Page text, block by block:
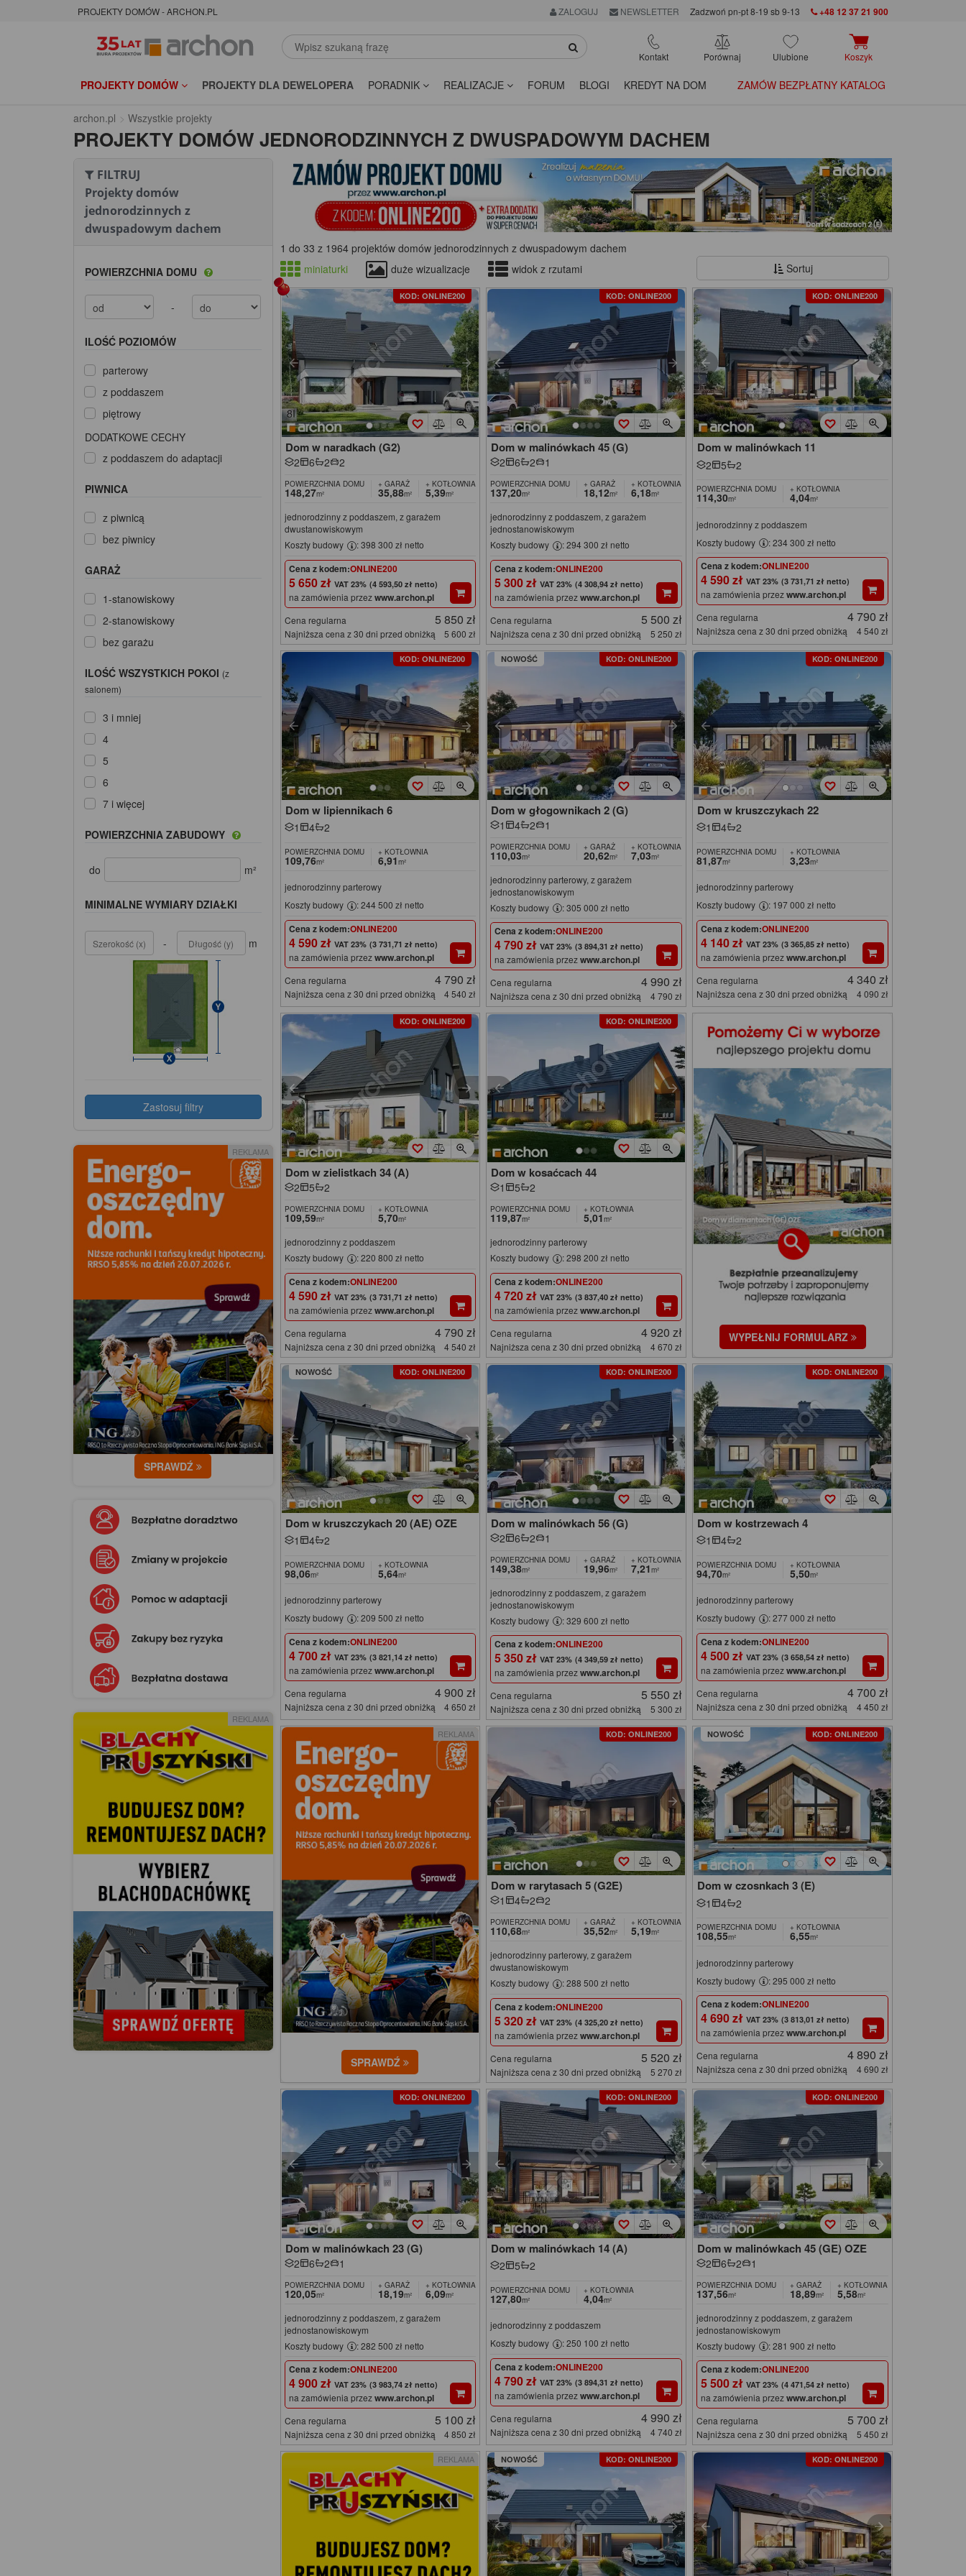
PROJEKTY DOMÓW - ARCHON.PL ZALOGUJ NEWSLETTER Zadzwoń pn-pt 8-19 sb 9-13 +48 12 37 21 900
Kontakt Porównaj Ulubione Koszyk
PROJEKTY DOMÓW PROJEKTY DLA DEWELOPERA PORADNIK REALIZACJE FORUM BLOGI KREDYT NA DOM ZAMÓW BEZPŁATNY KATALOG
archon.pl Wszystkie projekty
PROJEKTY DOMÓW JEDNORODZINNYCH Z DWUSPADOWYM DACHEM
1 do 33 z 1964 projektów domów jednorodzinnych z dwuspadowym dachem
miniaturki
duże wizualizacje widok z rzutami Sortuj
KOD: ONLINE200
Dom w naradkach (G2)
2 6 2 2
POWIERZCHNIA DOMU
148,27m²
+ GARAŻ
35,88m²
+ KOTŁOWNIA
5,39m²
jednorodzinny z poddaszem, z garażem
dwustanowiskowym
Koszty budowy
: 398 300 zł netto
Cena z kodem:ONLINE200
5 650 zł (4 593,50 zł netto)
na zamówienia przezwww.archon.pl
Cena regularna 5 850 zł
Najniższa cena z 30 dni przed obniżką 5 600 zł
KOD: ONLINE200
Dom w malinówkach 45 (G)
2 6 2 1
POWIERZCHNIA DOMU
137,20m²
+ GARAŻ
18,12m²
+ KOTŁOWNIA
6,18m²
jednorodzinny z poddaszem, z garażem
jednostanowiskowym
Koszty budowy
: 294 300 zł netto
Cena z kodem:ONLINE200
5 300 zł (4 308,94 zł netto)
na zamówienia przezwww.archon.pl
Cena regularna 5 500 zł
Najniższa cena z 30 dni przed obniżką 5 250 zł
KOD: ONLINE200
Dom w malinówkach 11
2 5 2
POWIERZCHNIA DOMU
114,30m²
+ KOTŁOWNIA
4,04m²
jednorodzinny z poddaszem
Koszty budowy
: 234 300 zł netto
Cena z kodem:ONLINE200
4 590 zł (3 731,71 zł netto)
na zamówienia przezwww.archon.pl
Cena regularna 4 790 zł
Najniższa cena z 30 dni przed obniżką 4 540 zł
KOD: ONLINE200
Dom w lipiennikach 6
1 4 2
POWIERZCHNIA DOMU
109,76m²
+ KOTŁOWNIA
6,91m²
jednorodzinny parterowy
Koszty budowy
: 244 500 zł netto
Cena z kodem:ONLINE200
4 590 zł (3 731,71 zł netto)
na zamówienia przezwww.archon.pl
Cena regularna 4 790 zł
Najniższa cena z 30 dni przed obniżką 4 540 zł
NOWOŚĆ KOD: ONLINE200
Dom w głogownikach 2 (G)
1 4 2 1
POWIERZCHNIA DOMU
110,03m²
+ GARAŻ
20,62m²
+ KOTŁOWNIA
7,03m²
jednorodzinny parterowy, z garażem
jednostanowiskowym
Koszty budowy
: 305 000 zł netto
Cena z kodem:ONLINE200
4 790 zł (3 894,31 zł netto)
na zamówienia przezwww.archon.pl
Cena regularna 4 990 zł
Najniższa cena z 30 dni przed obniżką 4 790 zł
KOD: ONLINE200
Dom w kruszczykach 22
1 4 2
POWIERZCHNIA DOMU
81,87m²
+ KOTŁOWNIA
3,23m²
jednorodzinny parterowy
Koszty budowy
: 197 000 zł netto
Cena z kodem:ONLINE200
4 140 zł (3 365,85 zł netto)
na zamówienia przezwww.archon.pl
Cena regularna 4 340 zł
Najniższa cena z 30 dni przed obniżką 4 090 zł
KOD: ONLINE200
Dom w zielistkach 34 (A)
2 5 2
POWIERZCHNIA DOMU
109,59m²
+ KOTŁOWNIA
5,70m²
jednorodzinny z poddaszem
Koszty budowy
: 220 800 zł netto
Cena z kodem:ONLINE200
4 590 zł (3 731,71 zł netto)
na zamówienia przezwww.archon.pl
Cena regularna 4 790 zł
Najniższa cena z 30 dni przed obniżką 4 540 zł
KOD: ONLINE200
Dom w kosaćcach 44
1 5 2
POWIERZCHNIA DOMU
119,87m²
+ KOTŁOWNIA
5,01m²
jednorodzinny parterowy
Koszty budowy
: 298 200 zł netto
Cena z kodem:ONLINE200
4 720 zł (3 837,40 zł netto)
na zamówienia przezwww.archon.pl
Cena regularna 4 920 zł
Najniższa cena z 30 dni przed obniżką 4 670 zł
WYPEŁNIJ FORMULARZ
NOWOŚĆ KOD: ONLINE200
Dom w kruszczykach 20 (AE) OZE
1 4 2
POWIERZCHNIA DOMU
98,06m²
+ KOTŁOWNIA
5,64m²
jednorodzinny parterowy
Koszty budowy
: 209 500 zł netto
Cena z kodem:ONLINE200
4 700 zł (3 821,14 zł netto)
na zamówienia przezwww.archon.pl
Cena regularna 4 900 zł
Najniższa cena z 30 dni przed obniżką 4 650 zł
KOD: ONLINE200
Dom w malinówkach 56 (G)
2 6 2 1
POWIERZCHNIA DOMU
149,38m²
+ GARAŻ
19,96m²
+ KOTŁOWNIA
7,21m²
jednorodzinny z poddaszem, z garażem
jednostanowiskowym
Koszty budowy
: 329 600 zł netto
Cena z kodem:ONLINE200
5 350 zł (4 349,59 zł netto)
na zamówienia przezwww.archon.pl
Cena regularna 5 550 zł
Najniższa cena z 30 dni przed obniżką 5 300 zł
KOD: ONLINE200
Dom w kostrzewach 4
1 4 2
POWIERZCHNIA DOMU
94,70m²
+ KOTŁOWNIA
5,50m²
jednorodzinny parterowy
Koszty budowy
: 277 000 zł netto
Cena z kodem:ONLINE200
4 500 zł (3 658,54 zł netto)
na zamówienia przezwww.archon.pl
Cena regularna 4 700 zł
Najniższa cena z 30 dni przed obniżką 4 450 zł
REKLAMA
SPRAWDŹ
KOD: ONLINE200
Dom w rarytasach 5 (G2E)
1 4 2 2
POWIERZCHNIA DOMU
110,68m²
+ GARAŻ
35,52m²
+ KOTŁOWNIA
5,19m²
jednorodzinny parterowy, z garażem
dwustanowiskowym
Koszty budowy
: 288 500 zł netto
Cena z kodem:ONLINE200
5 320 zł (4 325,20 zł netto)
na zamówienia przezwww.archon.pl
Cena regularna 5 520 zł
Najniższa cena z 30 dni przed obniżką 5 270 zł
NOWOŚĆ KOD: ONLINE200
Dom w czosnkach 3 (E)
1 4 2
POWIERZCHNIA DOMU
108,55m²
+ KOTŁOWNIA
6,55m²
jednorodzinny parterowy
Koszty budowy
: 295 000 zł netto
Cena z kodem:ONLINE200
4 690 zł (3 813,01 zł netto)
na zamówienia przezwww.archon.pl
Cena regularna 4 890 zł
Najniższa cena z 30 dni przed obniżką 4 690 zł
KOD: ONLINE200
Dom w malinówkach 23 (G)
2 6 2 1
POWIERZCHNIA DOMU
120,05m²
+ GARAŻ
18,19m²
+ KOTŁOWNIA
6,09m²
jednorodzinny z poddaszem, z garażem
jednostanowiskowym
Koszty budowy
: 282 500 zł netto
Cena z kodem:ONLINE200
4 900 zł (3 983,74 zł netto)
na zamówienia przezwww.archon.pl
Cena regularna 5 100 zł
Najniższa cena z 30 dni przed obniżką 4 850 zł
KOD: ONLINE200
Dom w malinówkach 14 (A)
2 5 2
POWIERZCHNIA DOMU
127,80m²
+ KOTŁOWNIA
4,04m²
jednorodzinny z poddaszem
Koszty budowy
: 250 100 zł netto
Cena z kodem:ONLINE200
4 790 zł (3 894,31 zł netto)
na zamówienia przezwww.archon.pl
Cena regularna 4 990 zł
Najniższa cena z 30 dni przed obniżką 4 740 zł
KOD: ONLINE200
Dom w malinówkach 45 (GE) OZE
2 6 2 1
POWIERZCHNIA DOMU
137,56m²
+ GARAŻ
18,89m²
+ KOTŁOWNIA
5,58m²
jednorodzinny z poddaszem, z garażem
jednostanowiskowym
Koszty budowy
: 281 900 zł netto
Cena z kodem:ONLINE200
5 500 zł (4 471,54 zł netto)
na zamówienia przezwww.archon.pl
Cena regularna 5 700 zł
Najniższa cena z 30 dni przed obniżką 5 450 zł
REKLAMA NOWOŚĆ KOD: ONLINE200 KOD: ONLINE200
FILTRUJ
Projekty domów
jednorodzinnych z
dwuspadowym dachem
POWIERZCHNIA DOMU
-
ILOŚĆ POZIOMÓW
parterowy
z poddaszem
piętrowy
DODATKOWE CECHY
z poddaszem do adaptacji
PIWNICA
z piwnicą
bez piwnicy
GARAŻ
1-stanowiskowy
2-stanowiskowy
bez garażu
ILOŚĆ WSZYSTKICH POKOI (z
salonem)
3 i mniej
4
5
6
7 i więcej
POWIERZCHNIA ZABUDOWY
do m²
MINIMALNE WYMIARY DZIAŁKI
- m
Zastosuj filtry
REKLAMA
SPRAWDŹ
REKLAMA